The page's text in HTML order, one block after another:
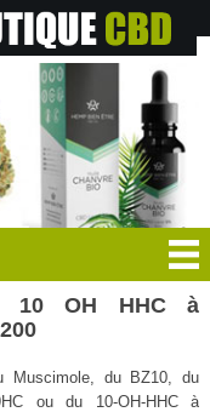
10 OH HHC à
Muscimole, du BZ10, du
ou du 10-OH-HHC à